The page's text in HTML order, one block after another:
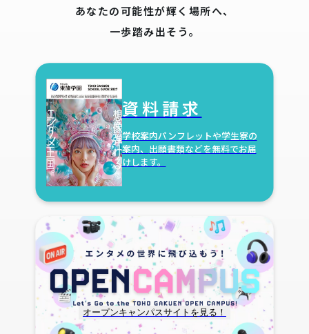
あなたの可能性が輝く場所へ、
一歩踏み出そう。
資料請求
学校案内パンフレットや学生寮の
案内、 出願書類などを無料でお届
けします。
オープンキャンパスサイトを見る！